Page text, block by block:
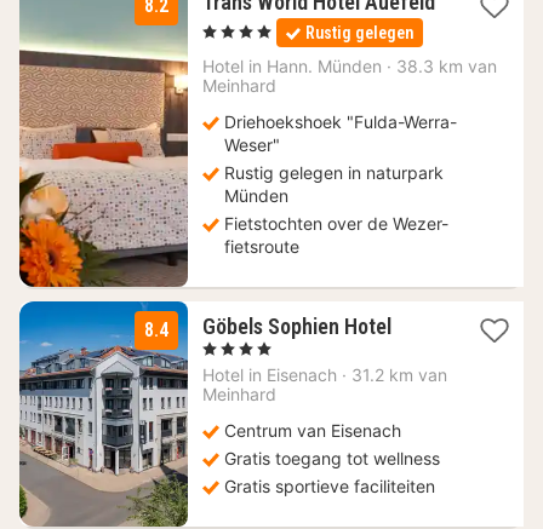
8.2
2
nachten
vanaf
69
, 4 Sterren Rustig gelegen
Hotel in Hann. Münden · 38.3 km van
Meinhard
Driehoekshoek "Fulda-Werra-
Weser"
Rustig gelegen in naturpark
Münden
Fietstochten over de Wezer-
fietsroute
8.4 Göbels Sophien Hotel1
vanaf
, 4 Sterren
Hotel in Eisenach · 31.2 km van
Meinhard
Centrum van Eisenach
Gratis toegang tot wellness
Gratis sportieve faciliteiten